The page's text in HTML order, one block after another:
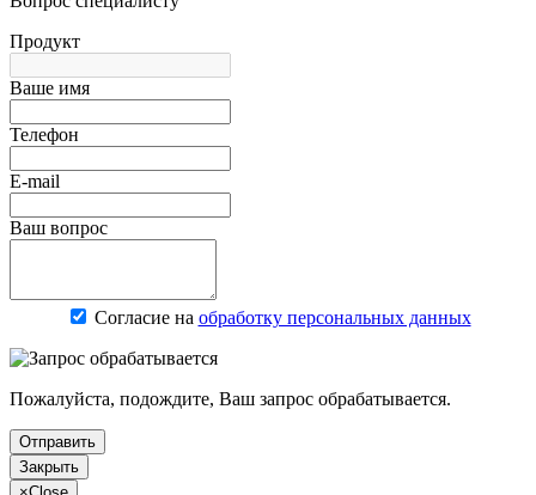
Продукт
Ваше имя
Телефон
E-mail
Ваш вопрос
Согласие на обработку персональных данных
Пожалуйста, подождите, Ваш запрос обрабатывается.
Отправить
Закрыть